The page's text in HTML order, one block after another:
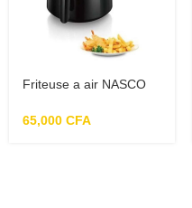
Friteuse a air NASCO
65,000 CFA